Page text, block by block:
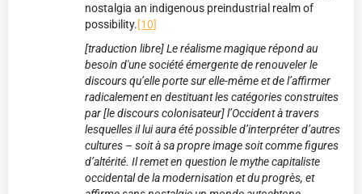
nostalgia an indigenous preindustrial realm of
possibility.[10]
[traduction libre] Le réalisme magique répond au
besoin d'une société émergente de renouveler le
discours qu’elle porte sur elle-même et de l’affirmer
radicalement en destituant les catégories construites
par [le discours colonisateur] l’Occident à travers
lesquelles il lui aura été possible d’interpréter d’autres
cultures – soit à sa propre image soit comme figures
d’altérité. Il remet en question le mythe capitaliste
occidental de la modernisation et du progrès, et